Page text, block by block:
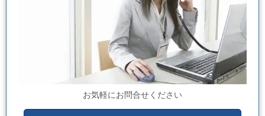
お気軽にお問合せください